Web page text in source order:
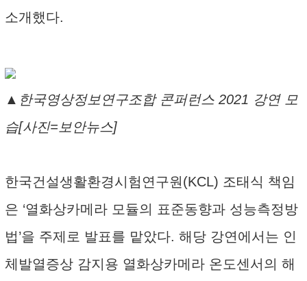
소개했다.
▲한국영상정보연구조합 콘퍼런스 2021 강연 모
습[사진=보안뉴스]
한국건설생활환경시험연구원(KCL) 조태식 책임
은 ‘열화상카메라 모듈의 표준동향과 성능측정방
법’을 주제로 발표를 맡았다. 해당 강연에서는 인
체발열증상 감지용 열화상카메라 온도센서의 해